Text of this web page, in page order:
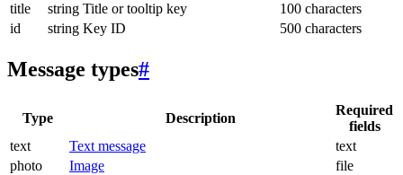
title
string Title or tooltip key
100 characters
id
string Key ID 500 characters
Message types#
Type Description
Required
fields
text
Text message
text
photo
Image
file